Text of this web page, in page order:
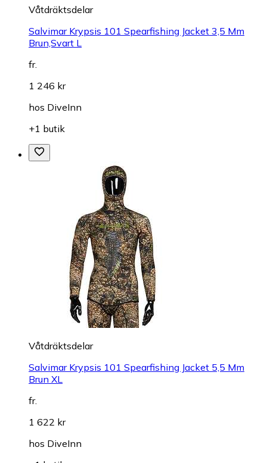
Våtdräktsdelar
Salvimar Krypsis 101 Spearfishing Jacket 3,5 Mm
Brun,Svart L
fr.
1 246 kr
hos DiveInn
+1 butik
Våtdräktsdelar
Salvimar Krypsis 101 Spearfishing Jacket 5,5 Mm
Brun XL
fr.
1 622 kr
hos DiveInn